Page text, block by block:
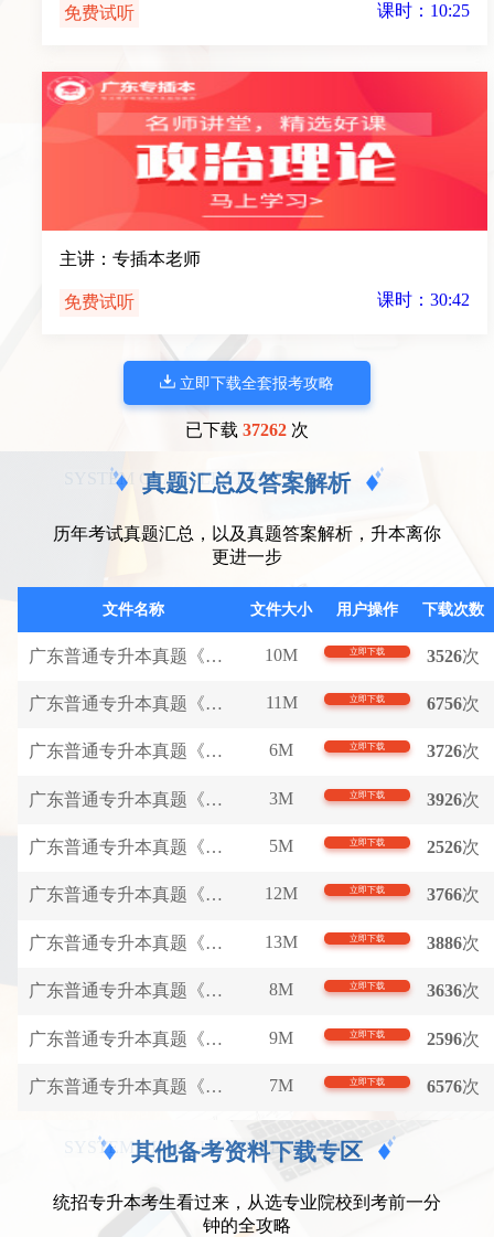
免费试听 课时：10:25
主讲：专插本老师
免费试听 课时：30:42
立即下载全套报考攻略
已下载 37262 次
SYSTEM CLASS LECTURE VIDEO
真题汇总及答案解析
历年考试真题汇总，以及真题答案解析，升本离你
更进一步
文件名称 文件大小 用户操作 下载次数
广东普通专升本真题《大学语文》(完整版).pdf 10M 立即下载 3526次
广东普通专升本真题《高等数学》(完整版).pdf 11M 立即下载 6756次
广东普通专升本真题《公共英语》(完整版).pdf 6M 立即下载 3726次
广东普通专升本真题《管理学》(完整版).pdf）.pdf 3M 立即下载 3926次
广东普通专升本真题《教育理论》(完整版).pdf 5M 立即下载 2526次
广东普通专升本真题《民法》(完整版).pdf 12M 立即下载 3766次
广东普通专升本真题《生理学》(完整版).pdf 13M 立即下载 3886次
广东普通专升本真题《艺术概论》(完整版).pdf 8M 立即下载 3636次
广东普通专升本真题《政治理论》(完整版).pdf 9M 立即下载 2596次
广东普通专升本真题《法理学》（完整版）.pdf 7M 立即下载 6576次
SYSTEM CLASS LECTURE VIDEO
其他备考资料下载专区
统招专升本考生看过来，从选专业院校到考前一分
钟的全攻略